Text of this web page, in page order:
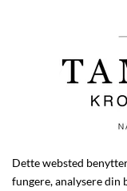
Dette websted
fungere, analysere